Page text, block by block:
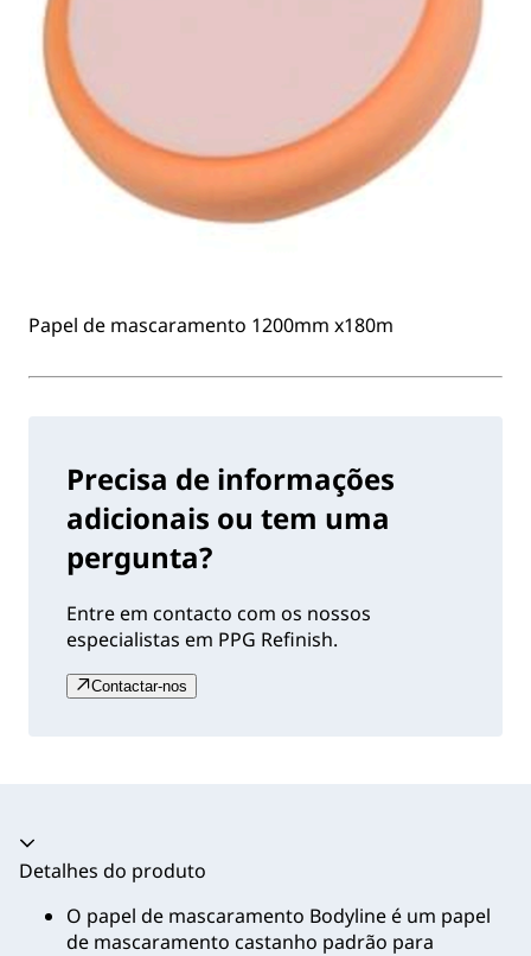
Papel de mascaramento 1200mm x180m
Precisa de informações
adicionais ou tem uma
pergunta?
Entre em contacto com os nossos
especialistas em PPG Refinish.
Contactar-nos
Acordeão recolhido
Detalhes do produto
O papel de mascaramento Bodyline é um papel
de mascaramento castanho padrão para